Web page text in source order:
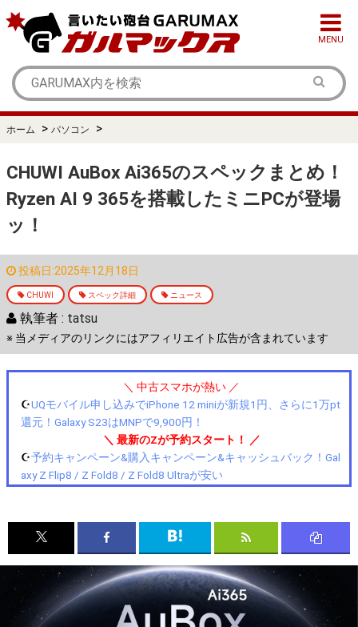
MENU
ホーム > パソコン >
CHUWI AuBox Ai365のスペックまとめ！
Ryzen AI 9 365を搭載したミニPCが登場
ッ！
投稿日:2025年12月18日
CHUWI スペック詳細 ニュース
執筆者 : tatsu
※ 当メディアのリンクにはアフィリエイト広告が含まれています
＼ 中古スマホが熱い ／
☪️UQモバイル申し込みでiPhone 12 miniが新規1円、さらに1万pt
還元！Galaxy S23はMNPで9,900円！
＼ 最新のZが予約スタート！ ／
☪️予約キャンペーン&購入キャンペーン&キャッシュバック！Gal
axy Z Flip8 / Z Fold8 / Z Fold8 Ultraが安い